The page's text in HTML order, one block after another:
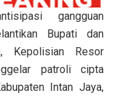
gangguan
Bupati dan
Kepolisian Resor
patroli cipta
Intan Jaya,